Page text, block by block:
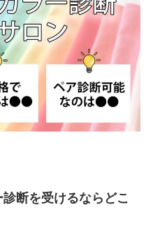
断を受けるならどこ